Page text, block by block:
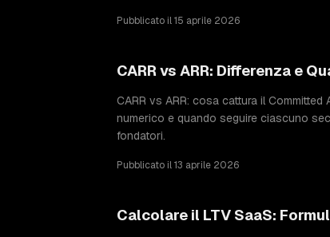
Pubblicato il 15 aprile 2026
CARR vs ARR: Differenza e
CARR vs ARR: cosa cattura il Committed
numerico e quando seguire ciascuno
fondatori.
Pubblicato il 13 aprile 2026
Calcolare il LTV SaaS: